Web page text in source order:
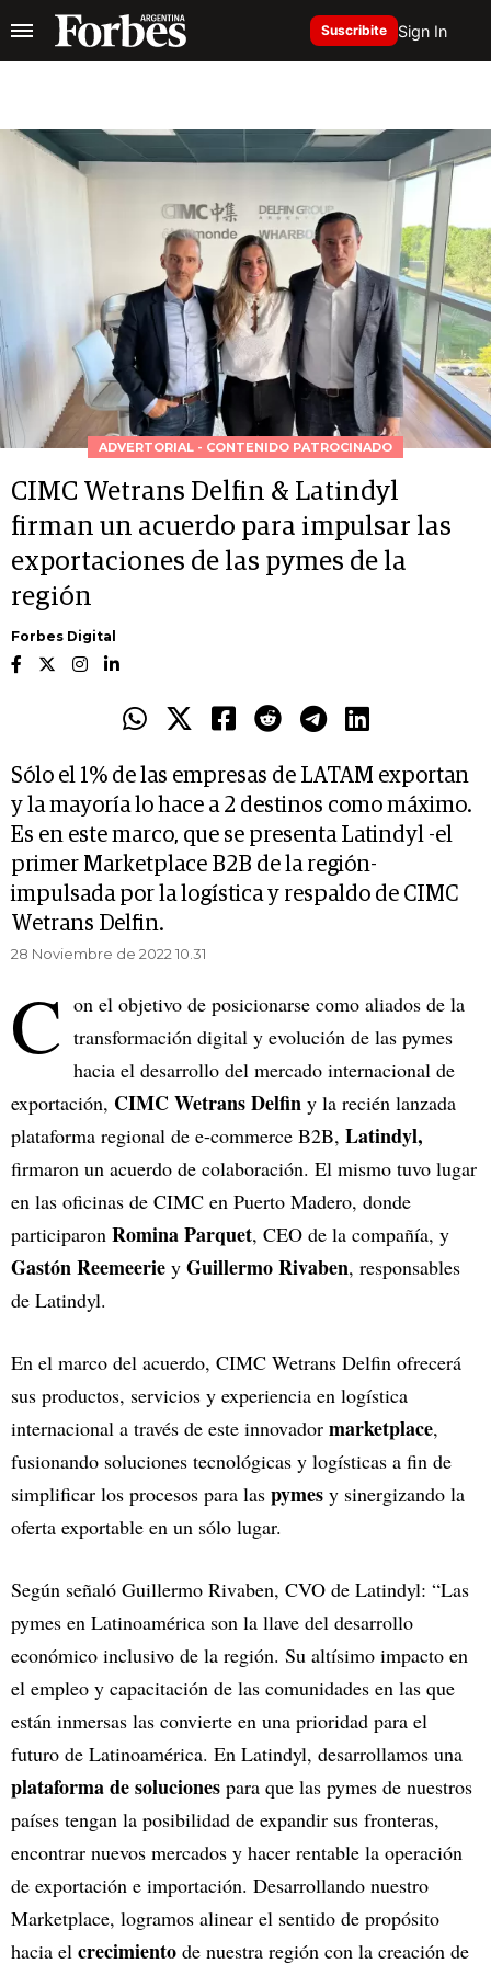
Suscribite Sign In
ADVERTORIAL - CONTENIDO PATROCINADO
CIMC Wetrans Delfin & Latindyl
firman un acuerdo para impulsar las
exportaciones de las pymes de la
región
Forbes Digital
Sólo el 1% de las empresas de LATAM exportan
y la mayoría lo hace a 2 destinos como máximo.
Es en este marco, que se presenta Latindyl -el
primer Marketplace B2B de la región-
impulsada por la logística y respaldo de CIMC
Wetrans Delfin.
28 Noviembre de 2022 10.31
C on el objetivo de posicionarse como aliados de la
transformación digital y evolución de las pymes
hacia el desarrollo del mercado internacional de
exportación, CIMC Wetrans Delfin y la recién lanzada
plataforma regional de e-commerce B2B, Latindyl,
firmaron un acuerdo de colaboración. El mismo tuvo lugar
en las oficinas de CIMC en Puerto Madero, donde
participaron Romina Parquet, CEO de la compañía, y
Gastón Reemeerie y Guillermo Rivaben, responsables
de Latindyl.
En el marco del acuerdo, CIMC Wetrans Delfin ofrecerá
sus productos, servicios y experiencia en logística
internacional a través de este innovador marketplace,
fusionando soluciones tecnológicas y logísticas a fin de
simplificar los procesos para las pymes y sinergizando la
oferta exportable en un sólo lugar.
Según señaló Guillermo Rivaben, CVO de Latindyl: “Las
pymes en Latinoamérica son la llave del desarrollo
económico inclusivo de la región. Su altísimo impacto en
el empleo y capacitación de las comunidades en las que
están inmersas las convierte en una prioridad para el
futuro de Latinoamérica. En Latindyl, desarrollamos una
plataforma de soluciones para que las pymes de nuestros
países tengan la posibilidad de expandir sus fronteras,
encontrar nuevos mercados y hacer rentable la operación
de exportación e importación. Desarrollando nuestro
Marketplace, logramos alinear el sentido de propósito
hacia el crecimiento de nuestra región con la creación de